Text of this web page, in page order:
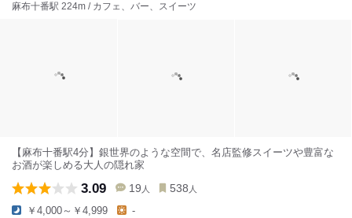
麻布十番駅 224m / カフェ、バー、スイーツ
【麻布十番駅4分】銀世界のような空間で、名店監修スイーツや豊富な
お酒が楽しめる大人の隠れ家
3.09 19 人 538 人
￥4,000～￥4,999 -